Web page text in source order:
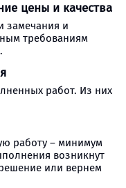
цены и качества
замечания и
требованиям
работ. Из них
работу – минимум
возникнут
или вернем